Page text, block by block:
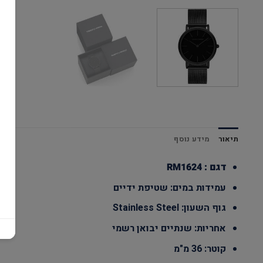
תיאור מידע נוסף
דגם : RM1624
עמידות במים: שטיפת ידיים
גוף השעון: Stainless Steel
אחריות: שנתיים יבואן רשמי
קוטר: 36 מ"מ